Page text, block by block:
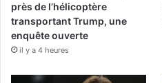
près de l’hélicoptère
transportant Trump, une
enquête ouverte
il y a 4 heures